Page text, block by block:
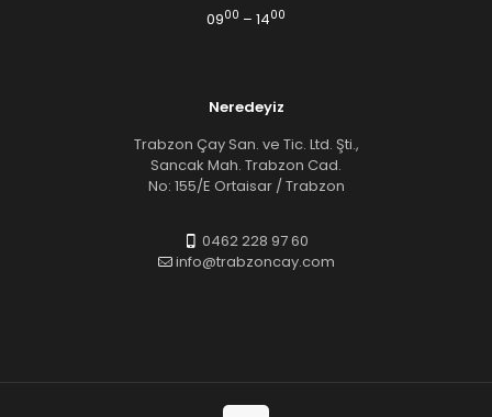
0900 – 1400
Neredeyiz
Trabzon Çay San. ve Tic. Ltd. Şti.,
Sancak Mah. Trabzon Cad.
No: 155/E Ortaisar / Trabzon
0462 228 97 60
info@trabzoncay.com